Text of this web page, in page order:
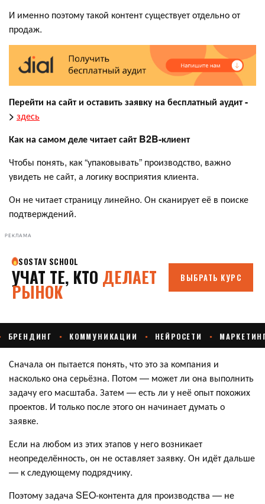
И именно поэтому такой контент существует отдельно от
продаж.
Перейти на сайт и оставить заявку на бесплатный аудит-
> здесь
Как на самом деле читает сайт B2B-клиент
Чтобы понять, как “упаковывать” производство, важно
увидеть не сайт, а логику восприятия клиента.
Он не читает страницу линейно. Он сканирует её в поиске
подтверждений.
РЕКЛАМА
Сначала он пытается понять, что это за компания и
насколько она серьёзна. Потом — может ли она выполнить
задачу его масштаба. Затем — есть ли у неё опыт похожих
проектов. И только после этого он начинает думать о
заявке.
Если на любом из этих этапов у него возникает
неопределённость, он не оставляет заявку. Он идёт дальше
— к следующему подрядчику.
Поэтому задача SEO-контента для производства — не